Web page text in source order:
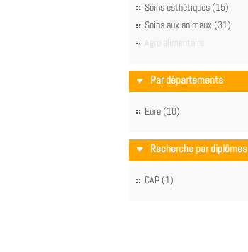
Soins esthétiques (15)
Soins aux animaux (31)
Agro alimentaire
Par départements
Eure (10)
Recherche par diplômes
CAP (1)